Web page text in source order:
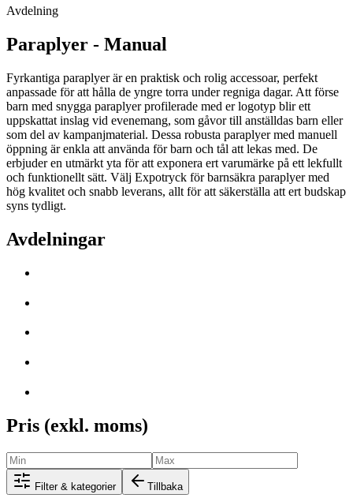
Avdelning
Paraplyer - Manual
Fyrkantiga paraplyer är en praktisk och rolig accessoar, perfekt
anpassade för att hålla de yngre torra under regniga dagar. Att förse
barn med snygga paraplyer profilerade med er logotyp blir ett
uppskattat inslag vid evenemang, som gåvor till anställdas barn eller
som del av kampanjmaterial. Dessa robusta paraplyer med manuell
öppning är enkla att använda för barn och tål att lekas med. De
erbjuder en utmärkt yta för att exponera ert varumärke på ett lekfullt
och funktionellt sätt. Välj Expotryck för barnsäkra paraplyer med
hög kvalitet och snabb leverans, allt för att säkerställa att ert budskap
syns tydligt.
Avdelningar
Pris (exkl. moms)
Filter & kategorier Tillbaka